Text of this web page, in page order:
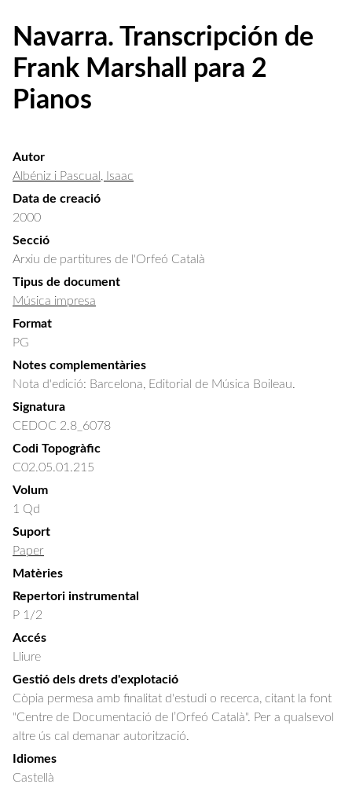
Navarra. Transcripción de
Frank Marshall para 2
Pianos
Autor
Albéniz i Pascual, Isaac
Data de creació
2000
Secció
Arxiu de partitures de l'Orfeó Català
Tipus de document
Música impresa
Format
PG
Notes complementàries
Nota d'edició: Barcelona, Editorial de Música Boileau.
Signatura
CEDOC 2.8_6078
Codi Topogràfic
C02.05.01.215
Volum
1 Qd
Suport
Paper
Matèries
Repertori instrumental
P 1/2
Accés
Lliure
Gestió dels drets d'explotació
Còpia permesa amb finalitat d'estudi o recerca, citant la font
"Centre de Documentació de l’Orfeó Català". Per a qualsevol
altre ús cal demanar autorització.
Idiomes
Castellà